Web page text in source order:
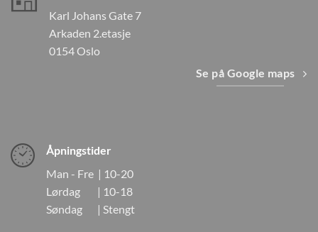
Karl Johans Gate 7
Arkaden 2.etasje
0154 Oslo
Se på Google maps
Åpningstider
Man - Fre | 10-20
Lørdag | 10-18
Søndag | Stengt